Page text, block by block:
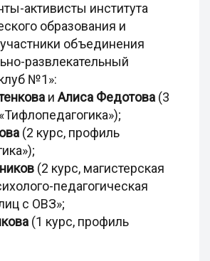
активисты института
образования и
объединения
развлекательный
№1»:
и Алиса Федотова (3
(2 курс, профиль
(2 курс, магистерская
педагогическая
с ОВЗ»;
(1 курс, профиль